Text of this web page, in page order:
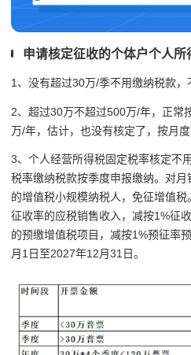
申请核定征收的个体户个人
1、没有超过30万/季不用缴纳税款，
2、超过30万不超过500万/年，正常
万/年，估计，也没有核定了，按月
3、个人经营所得税固定税率核定不
税率缴纳税款按季度申报缴纳。对月
的增值税小规模纳税人，免征增值
征收率的应税销售收入，减按1%征
的预缴增值税项目，减按1%预征率
月1日至2027年12月31日。